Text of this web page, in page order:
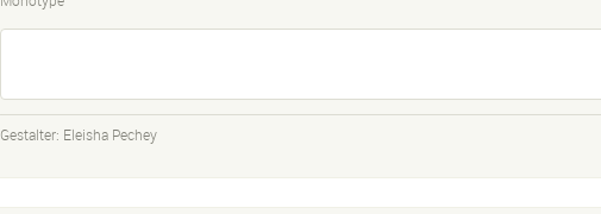
Gestalter: Eleisha Pechey